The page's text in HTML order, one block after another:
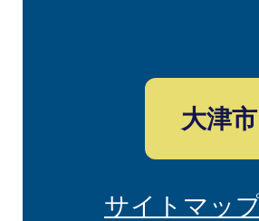
大津
サイトマッ